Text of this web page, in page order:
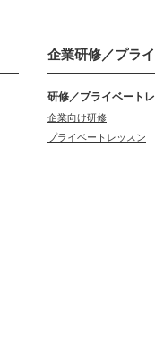
企業研修／プラ
研修／プライベート
企業向け研修
プライベートレッスン